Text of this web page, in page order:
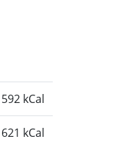
592 kCal
621 kCal